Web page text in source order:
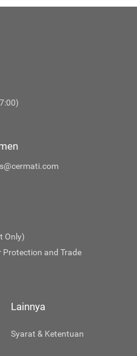
Only)
Protection and Trade
Lainnya
Syarat & Ketentuan